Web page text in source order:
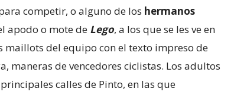
competir, o alguno de los hermanos
apodo o mote de Lego, a los que se les ve en
del equipo con el texto impreso de
maneras de vencedores ciclistas. Los adultos
calles de Pinto, en las que